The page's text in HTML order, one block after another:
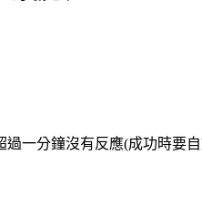
一分鐘沒有反應(成功時要